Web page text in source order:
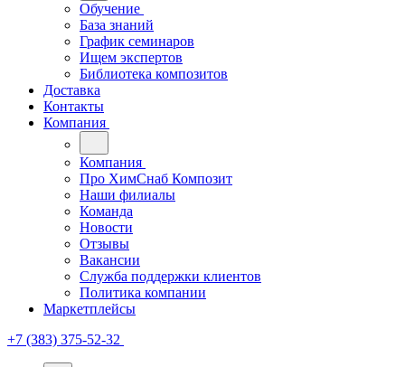
Обучение
База знаний
График семинаров
Ищем экспертов
Библиотека композитов
Доставка
Контакты
Компания
Компания
Про ХимСнаб Композит
Наши филиалы
Команда
Новости
Отзывы
Вакансии
Служба поддержки клиентов
Политика компании
Маркетплейсы
+7 (383) 375-52-32